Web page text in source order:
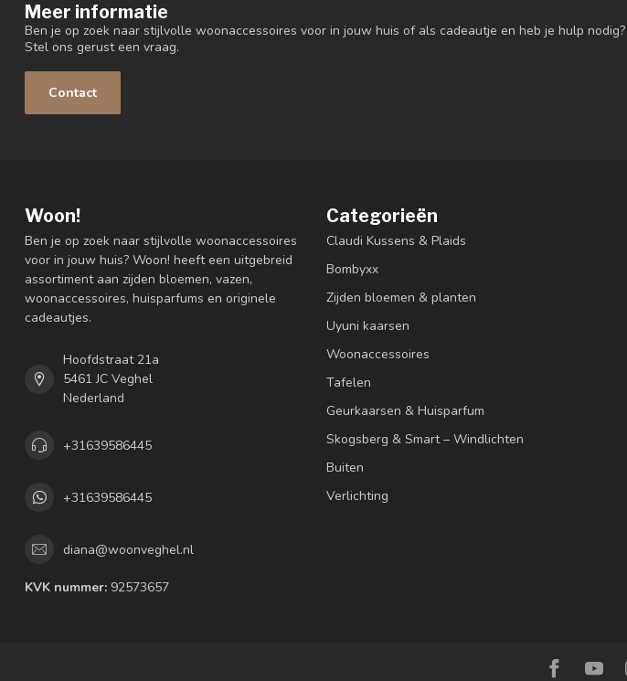
Meer informatie
Ben je op zoek naar stijlvolle woonaccessoires voor in jouw huis of als cadeautje en heb je hulp nodig?
Stel ons gerust een vraag.
Contact
Woon!
Ben je op zoek naar stijlvolle woonaccessoires
voor in jouw huis? Woon! heeft een uitgebreid
assortiment aan zijden bloemen, vazen,
woonaccessoires, huisparfums en originele
cadeautjes.
Hoofdstraat 21a
5461 JC Veghel
Nederland
+31639586445
+31639586445
diana@woonveghel.nl
KVK nummer: 92573657
Categorieën
Claudi Kussens & Plaids
Bombyxx
Zijden bloemen & planten
Uyuni kaarsen
Woonaccessoires
Tafelen
Geurkaarsen & Huisparfum
Skogsberg & Smart – Windlichten
Buiten
Verlichting